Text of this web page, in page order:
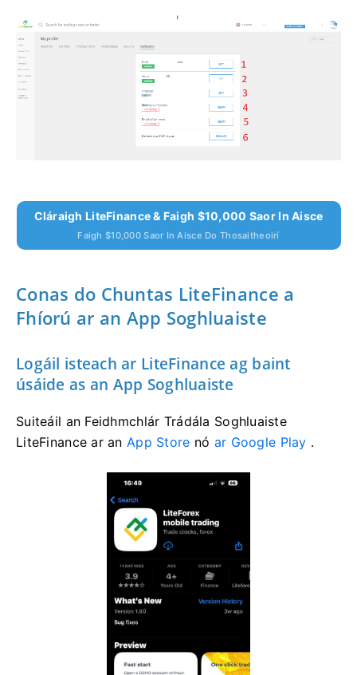
Cláraigh LiteFinance & Faigh $10,000 Saor In Aisce
Faigh $10,000 Saor In Aisce Do Thosaitheoirí
Conas do Chuntas LiteFinance a
Fhíorú ar an App Soghluaiste
Logáil isteach ar LiteFinance ag baint
úsáide as an App Soghluaiste
Suiteáil an Feidhmchlár Trádála Soghluaiste
LiteFinance aranApp Store nó ar Google Play .